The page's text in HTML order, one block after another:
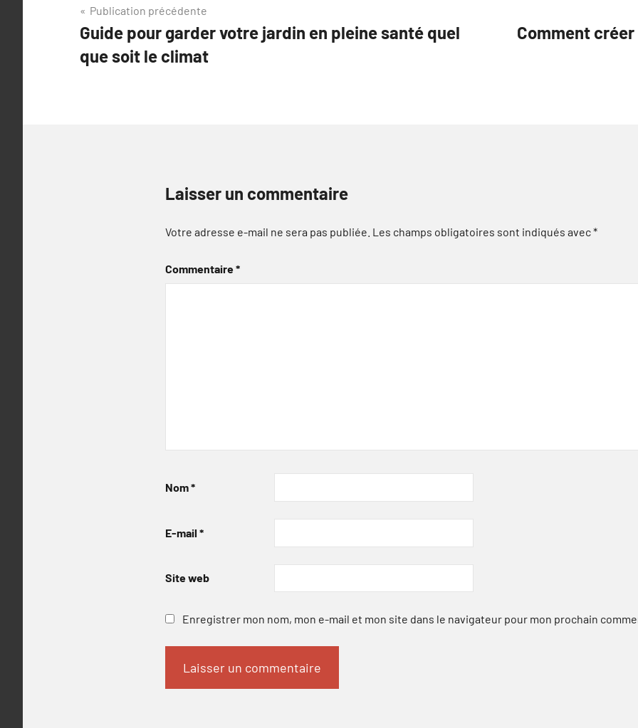
Navigation
de
l’article
Publication précédente
Guide pour garder votre jardin en pleine santé quel
que soit le climat
Comment
Laisser un commentaire
Votre adresse e-mail ne sera pas publiée. Les champs obligatoires sont indiqués avec*
Commentaire*
Nom*
E-mail *
Site web
Enregistrer mon nom, mon e-mail et mon site dans le navigateur pour mon prochain